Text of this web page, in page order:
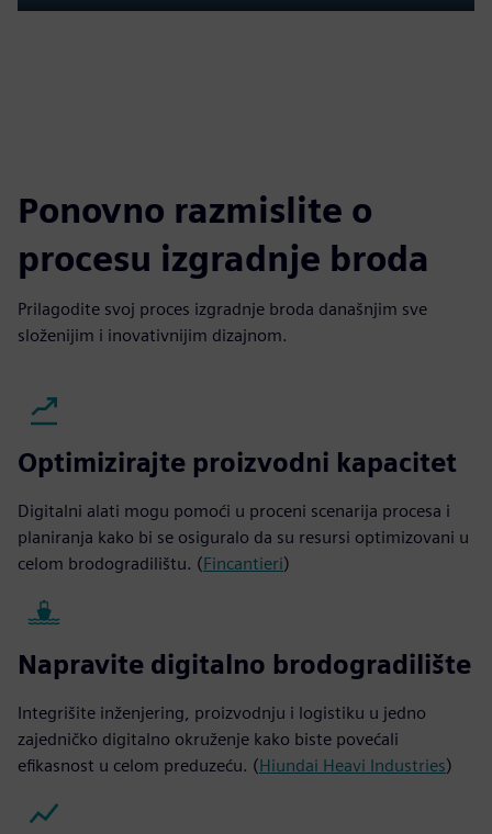
Play Mute
EnableSettings
PIP
Enter
Ponovno razmislite o
procesu izgradnje broda
Prilagodite svoj proces izgradnje broda današnjim sve
složenijim i inovativnijim dizajnom.
Optimizirajte proizvodni kapacitet
Digitalni alati mogu pomoći u proceni scenarija procesa i
planiranja kako bi se osiguralo da su resursi optimizovani u
celom brodogradilištu. (Fincantieri)
Napravite digitalno brodogradilište
Integrišite inženjering, proizvodnju i logistiku u jedno
zajedničko digitalno okruženje kako biste povećali
efikasnost u celom preduzeću. (Hiundai Heavi Industries)